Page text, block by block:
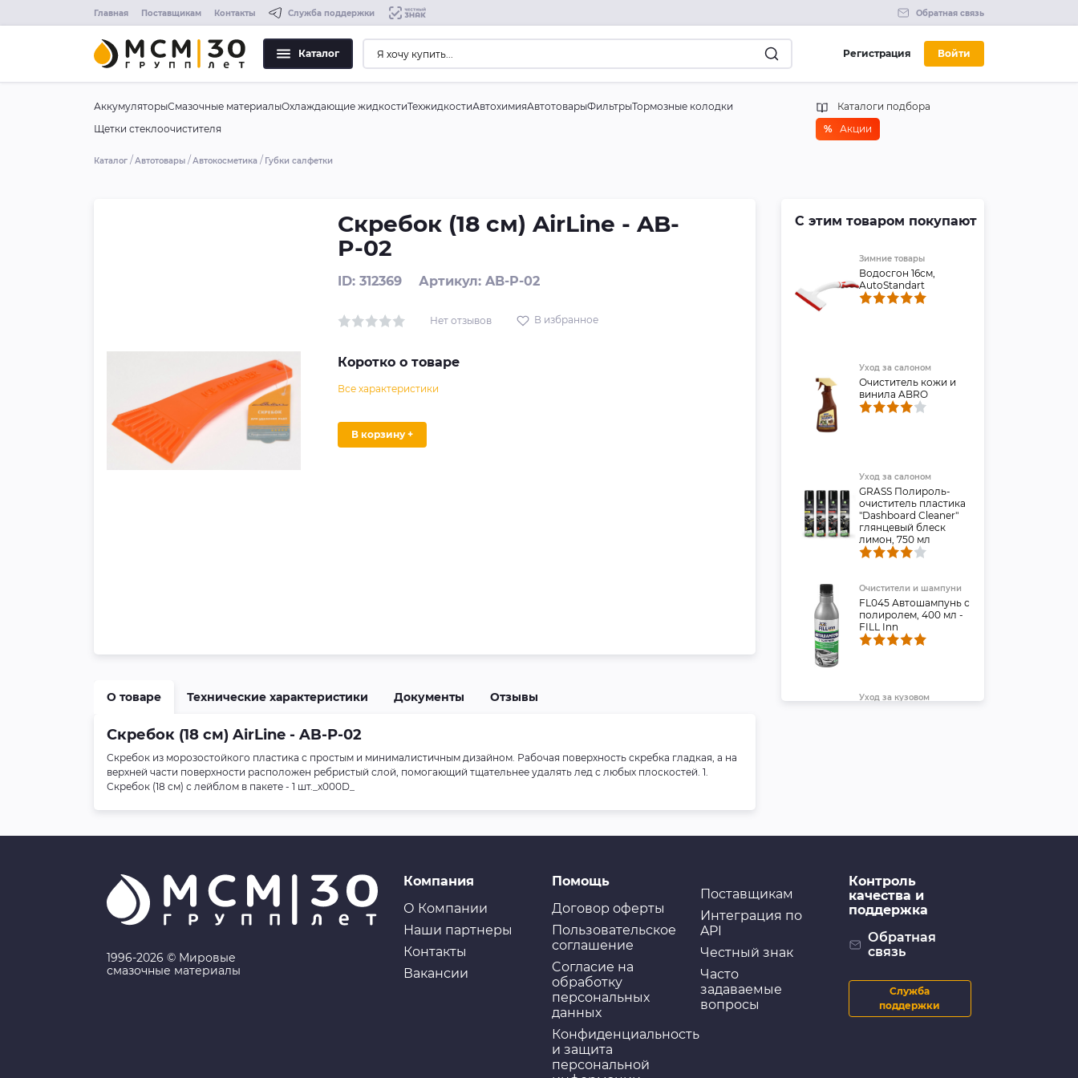
Главная Поставщикам Контакты Служба поддержки Обратная связь
Каталог Регистрация Войти
АккумуляторыСмазочные материалыОхлаждающие жидкостиТехжидкостиАвтохимияАвтотоварыФильтрыТормозные колодки
Щетки стеклоочистителя
Каталоги подбора
% Акции
Каталог Автотовары Автокосметика Губки салфетки
Скребок (18 см) AirLine - AB-
P-02
ID: 312369 Артикул: AB-P-02
Нет отзывов В избранное
Коротко о товаре
Все характеристики
В корзину +
О товаре Технические характеристики Документы Отзывы
Скребок (18 см) AirLine - AB-P-02
Скребок из морозостойкого пластика с простым и минималистичным дизайном. Рабочая поверхность скребка гладкая, а на
верхней части поверхности расположен ребристый слой, помогающий тщательнее удалять лед с любых плоскостей. 1.
Скребок (18 см) с лейблом в пакете - 1 шт._x000D_
С этим товаром покупают
Зимние товары
Водосгон 16см,
AutoStandart
Уход за салоном
Очиститель кожи и
винила ABRO
Уход за салоном
GRASS Полироль-
очиститель пластика
"Dashboard Cleaner"
глянцевый блеск
лимон, 750 мл
Очистители и шампуни
FL045 Автошампунь с
полиролем, 400 мл -
FILL Inn
Уход за кузовом
удаления следов
Очистители и шампуни
GRASS Наношампунь
"Nano Shampoo", 1 л
1996-2026 © Мировые
смазочные материалы
Компания
О Компании
Наши партнеры
Контакты
Вакансии
Помощь
Договор оферты
Пользовательское
соглашение
Cогласие на
обработку
персональных
данных
Конфиденциальность
и защита
персональной
Поставщикам
Интеграция по
API
Честный знак
Часто
задаваемые
вопросы
Контроль
качества и
поддержка
Обратная
связь
Служба
поддержки